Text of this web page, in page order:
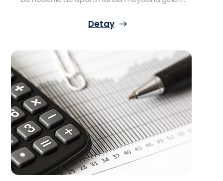
ilgili soru işaretlerini de beraberinde
kaynaklı olarak asansör masrafları ile alakalı
değerlendirmeler yapılması gerekmektedir. Siz
de bir apartman sakini olarak bu konuda soru
işaretleri mi yaşıyorsunuz? O halde birbirinden
önemli detaylara daha yakından bir göz atın!
Detay